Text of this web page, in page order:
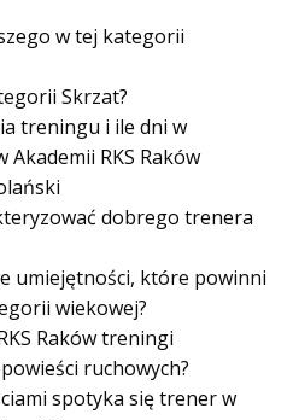
w tej kategorii
Skrzat?
treningu i ile dni w
RKS Raków
dobrego trenera
umiejętności, które powinni
wiekowej?
Raków treningi
ruchowych?
spotyka się trener w